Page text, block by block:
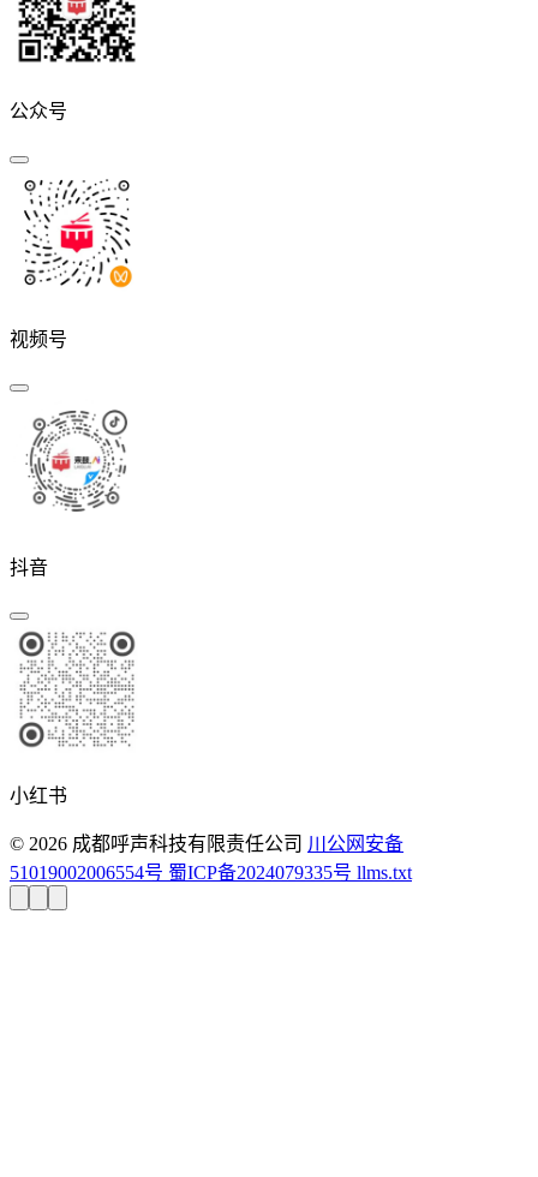
公众号
视频号
抖音
小红书
© 2026 成都呼声科技有限责任公司 川公网安备
51019002006554号 蜀ICP备2024079335号 llms.txt